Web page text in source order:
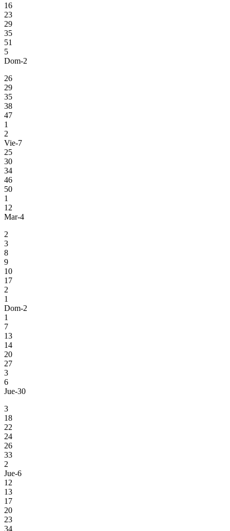
16
23
29
35
51
5
Dom-2
26
29
35
38
47
1
2
Vie-7
25
30
34
46
50
1
12
Mar-4
2
3
8
9
10
17
2
1
Dom-2
1
7
13
14
20
27
3
6
Jue-30
3
18
22
24
26
33
2
Jue-6
12
13
17
20
23
34